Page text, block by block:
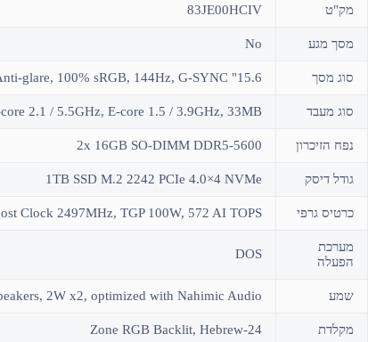
מק"ט 83JE00HCIV
מסך מגע No
סוג מסך 15.6" FHD (1920×1080) IPS 300nits Anti-glare, 100% sRGB, 144Hz, G-SYNC
סוג מעבד 2.1 / 5.5GHz, E-core 1.5 / 3.9GHz, 33MB
נפח הזיכרון 2x 16GB SO-DIMM DDR5-5600
גודל דיסק 1TB SSD M.2 2242 PCIe 4.0×4 NVMe
כרטיס גרפי Clock 2497MHz, TGP 100W, 572 AI TOPS
מערכת
הפעלה
DOS
שמע 2W x2, optimized with Nahimic Audio
מקלדת 24-Zone RGB Backlit, Hebrew